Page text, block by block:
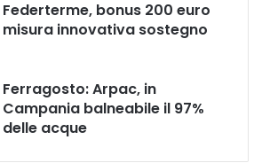
Federterme, bonus 200 euro
misura innovativa sostegno
Ferragosto: Arpac, in
Campania balneabile il 97%
delle acque